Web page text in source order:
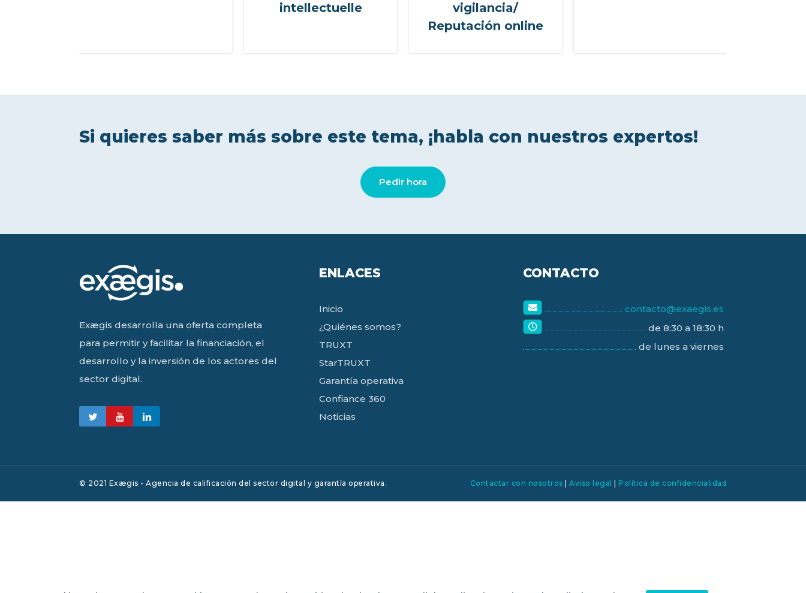
intellectuelle
vigilancia/
Reputación online
Pedir hora
Si quieres saber más sobre este tema, ¡habla con nuestros expertos!
Exægis desarrolla una oferta completa
para permitir y facilitar la financiación, el
desarrollo y la inversión de los actores del
sector digital.
ENLACES
Inicio
¿Quiénes somos?
TRUXT
StarTRUXT
Garantía operativa
Confiance 360
Noticias
CONTACTO
contacto@exaegis.es
de 8:30 a 18:30 h
de lunes a viernes
© 2021 Exægis - Agencia de calificación del sector digital y garantía operativa. Contactar con nosotros Aviso legal Política de confidencialidad